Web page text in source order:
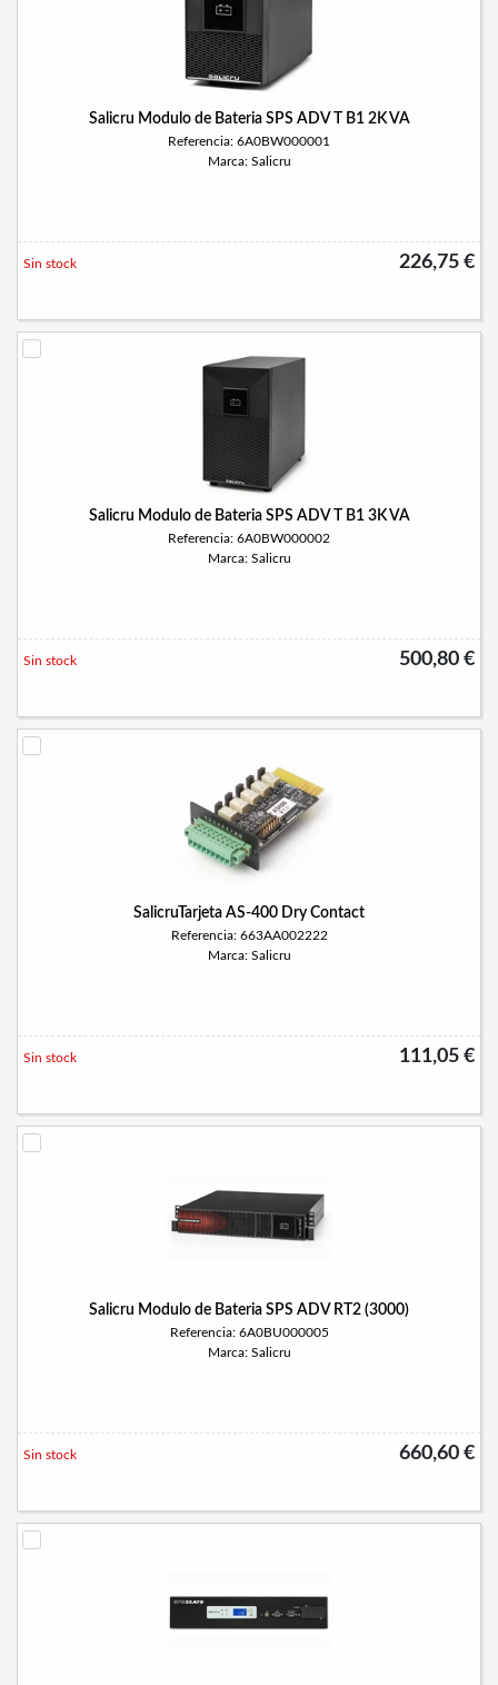
Salicru Modulo de Bateria SPS ADV T B1 2K VA
Referencia: 6A0BW000001
Marca: Salicru
226,75 €
Sin stock
Salicru Modulo de Bateria SPS ADV T B1 3K VA
Referencia: 6A0BW000002
Marca: Salicru
500,80 €
Sin stock
SalicruTarjeta AS-400 Dry Contact
Referencia: 663AA002222
Marca: Salicru
111,05 €
Sin stock
Salicru Modulo de Bateria SPS ADV RT2 (3000)
Referencia: 6A0BU000005
Marca: Salicru
660,60 €
Sin stock